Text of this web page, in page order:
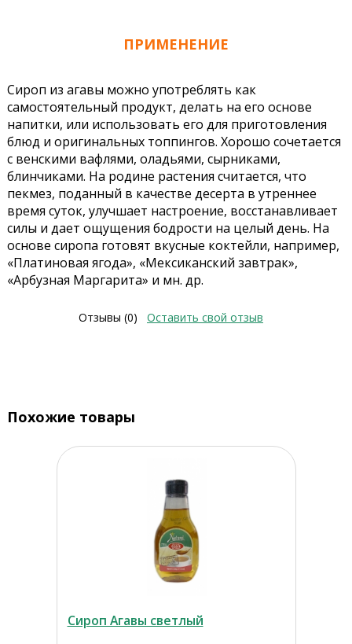
ПРИМЕНЕНИЕ
Сироп из агавы можно употреблять как
самостоятельный продукт, делать на его основе
напитки, или использовать его для приготовления
блюд и оригинальных топпингов. Хорошо сочетается
с венскими вафлями, оладьями, сырниками,
блинчиками. На родине растения считается, что
пекмез, поданный в качестве десерта в утреннее
время суток, улучшает настроение, восстанавливает
силы и дает ощущения бодрости на целый день. На
основе сиропа готовят вкусные коктейли, например,
«Платиновая ягода», «Мексиканский завтрак»,
«Арбузная Маргарита» и мн. др.
Отзывы (0) Оставить свой отзыв
Похожие товары
Сироп Агавы светлый